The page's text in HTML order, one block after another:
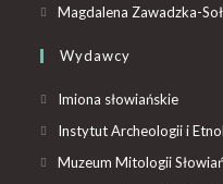
Magdalena Zawadzka-
Wydawcy
Imiona słowiańskie
Instytut Archeologii i
Muzeum Mitologii